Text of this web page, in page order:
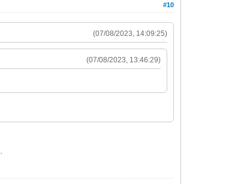
#10
(07/08/2023, 14:09:25)
(07/08/2023, 13:46:29)